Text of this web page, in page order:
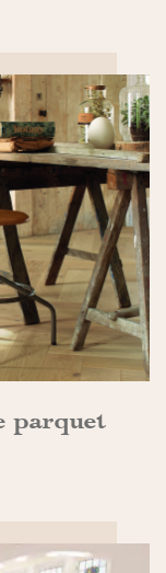
parquet